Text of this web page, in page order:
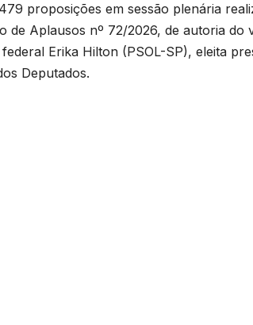
proposições em sessão plenária
de Aplausos nº 72/2026, de autoria do
Erika Hilton (PSOL-SP), eleita
Deputados.